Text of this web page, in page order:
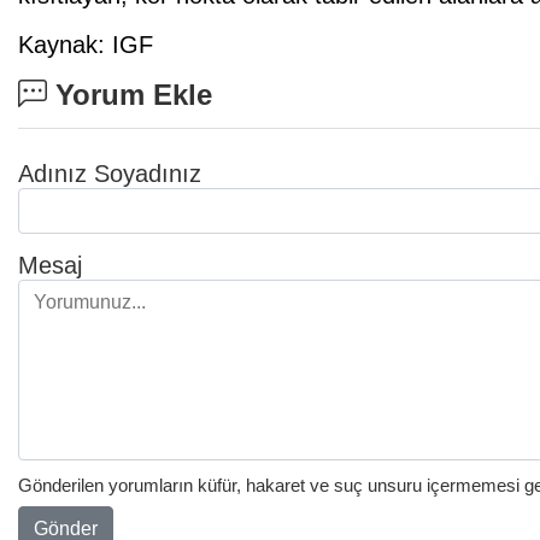
Kaynak: IGF
Yorum Ekle
Adınız Soyadınız
Mesaj
Gönderilen yorumların küfür, hakaret ve suç unsuru içermemesi
Gönder